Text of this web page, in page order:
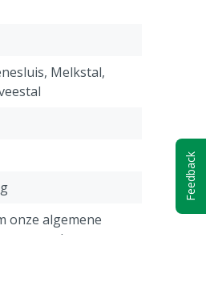
Melkstal,
onze algemene
Feedback